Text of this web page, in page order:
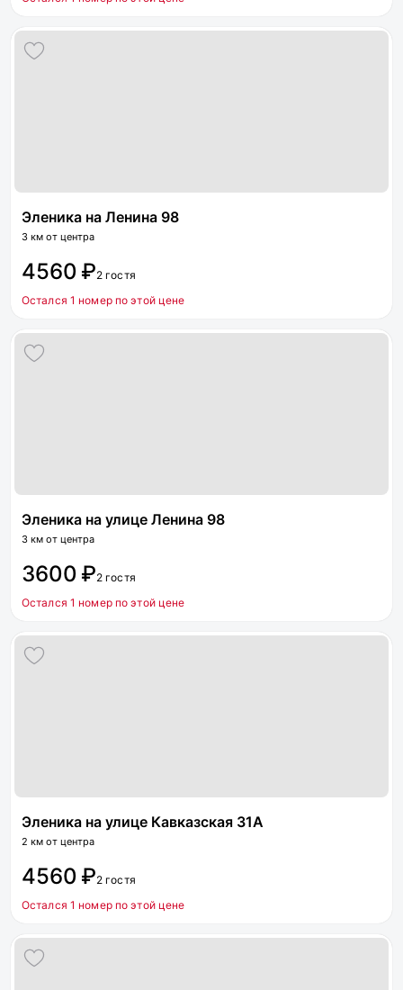
Эленика на Ленина 98
3 км от центра
4560 ₽2 гостя
Остался 1 номер по этой цене
Эленика на улице Ленина 98
3 км от центра
3600 ₽2 гостя
Остался 1 номер по этой цене
Эленика на улице Кавказская 31А
2 км от центра
4560 ₽2 гостя
Остался 1 номер по этой цене